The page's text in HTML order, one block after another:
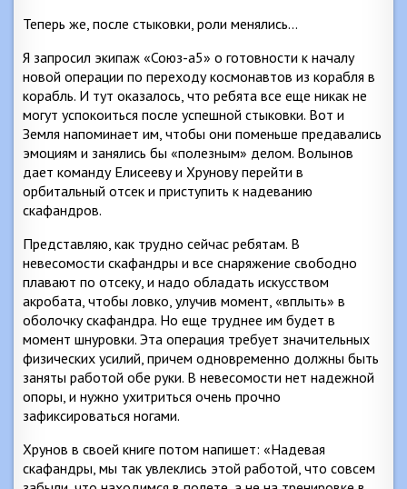
Теперь же, после стыковки, роли менялись…
Я запросил экипаж «Союз-а5» о готовности к началу
новой операции по переходу космонавтов из корабля в
корабль. И тут оказалось, что ребята все еще никак не
могут успокоиться после успешной стыковки. Вот и
Земля напоминает им, чтобы они поменьше предавались
эмоциям и занялись бы «полезным» делом. Волынов
дает команду Елисееву и Хрунову перейти в
орбитальный отсек и приступить к надеванию
скафандров.
Представляю, как трудно сейчас ребятам. В
невесомости скафандры и все снаряжение свободно
плавают по отсеку, и надо обладать искусством
акробата, чтобы ловко, улучив момент, «вплыть» в
оболочку скафандра. Но еще труднее им будет в
момент шнуровки. Эта операция требует значительных
физических усилий, причем одновременно должны быть
заняты работой обе руки. В невесомости нет надежной
опоры, и нужно ухитриться очень прочно
зафиксироваться ногами.
Хрунов в своей книге потом напишет: «Надевая
скафандры, мы так увлеклись этой работой, что совсем